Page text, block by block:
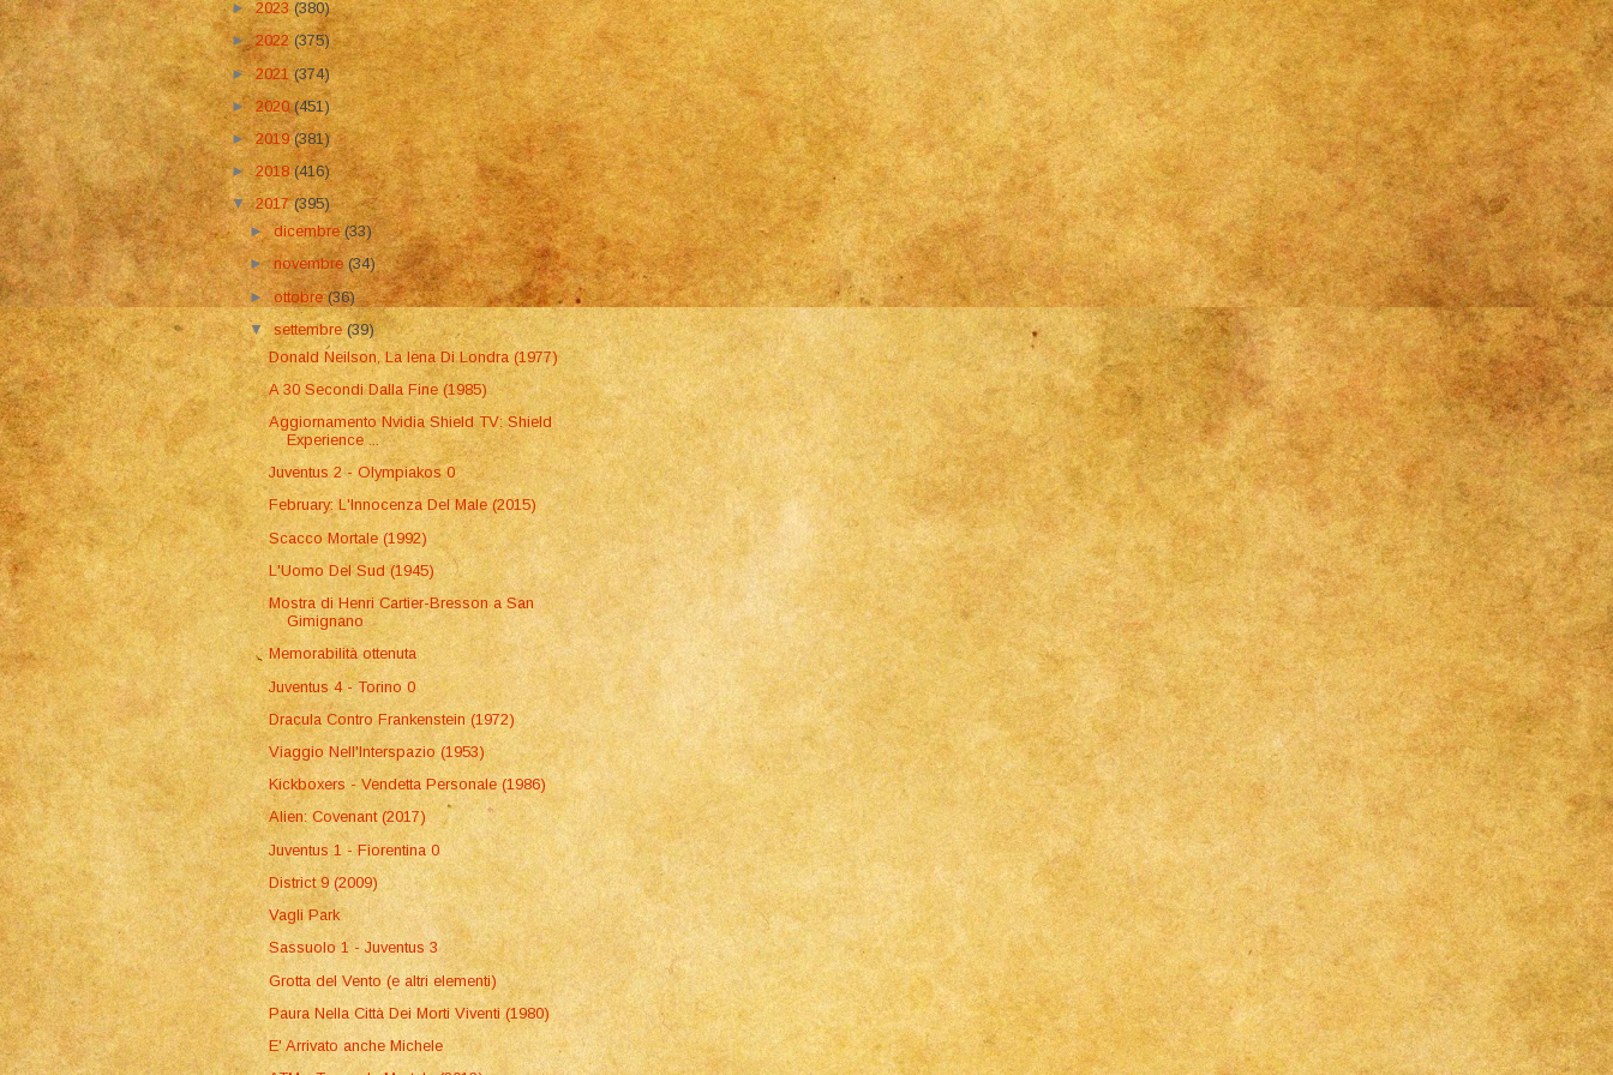
►2023(380)
►2022 (375)
►2021(374)
►2020(451)
►2019(381)
►2018(416)
▼2017(395)
►dicembre(33)
►novembre(34)
►ottobre(36)
▼settembre(39)
Donald Neilson, La Iena Di Londra (1977)
A 30 Secondi Dalla Fine (1985)
Aggiornamento Nvidia Shield TV: Shield
Experience ...
Juventus 2 - Olympiakos 0
February: L'Innocenza Del Male (2015)
Scacco Mortale (1992)
L'Uomo Del Sud (1945)
Mostra di Henri Cartier-Bresson a San
Gimignano
Memorabilità ottenuta
Juventus 4 - Torino 0
Dracula Contro Frankenstein (1972)
Viaggio Nell'Interspazio (1953)
Kickboxers - Vendetta Personale (1986)
Alien: Covenant (2017)
Juventus 1 - Fiorentina 0
District 9 (2009)
Vagli Park
Sassuolo 1 - Juventus 3
Grotta del Vento (e altri elementi)
Paura Nella Città Dei Morti Viventi (1980)
E' Arrivato anche Michele